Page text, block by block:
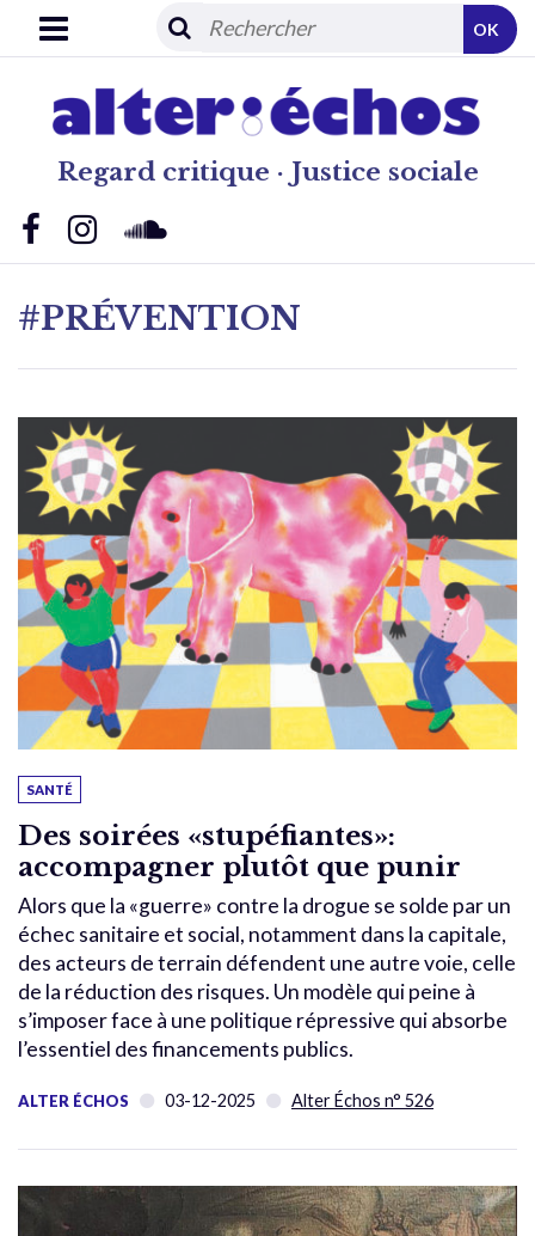
Regard critique · Justice sociale
OK
#PRÉVENTION
SANTÉ
Des soirées «stupéfiantes»:
accompagner plutôt que punir
Alors que la «guerre» contre la drogue se solde par un
échec sanitaire et social, notamment dans la capitale,
des acteurs de terrain défendent une autre voie, celle
de la réduction des risques. Un modèle qui peine à
s’imposer face à une politique répressive qui absorbe
l’essentiel des financements publics.
ALTER ÉCHOS 03-12-2025 Alter Échos n° 526